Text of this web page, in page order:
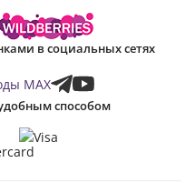
в социальных сетях
способом